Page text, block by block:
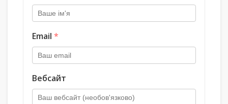
Email *
Вебсайт